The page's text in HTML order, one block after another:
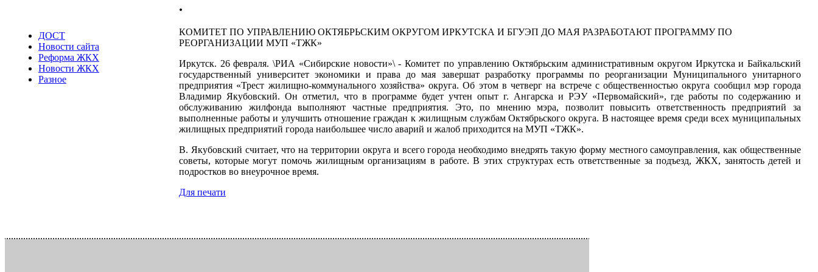
ДОСТ
Новости сайта
Реформа ЖКХ
Новости ЖКХ
Разное
.
КОМИТЕТ ПО УПРАВЛЕНИЮ ОКТЯБРЬСКИМ ОКРУГОМ ИРКУТСКА И БГУЭП ДО МАЯ РАЗРАБОТАЮТ ПРОГРАММУ ПО
РЕОРГАНИЗАЦИИ МУП «ТЖК»
Иркутск. 26 февраля. \РИА «Сибирские новости»\ - Комитет по управлению Октябрьским административным округом Иркутска и Байкальский
государственный университет экономики и права до мая завершат разработку программы по реорганизации Муниципального унитарного
предприятия «Трест жилищно-коммунального хозяйства» округа. Об этом в четверг на встрече с общественностью округа сообщил мэр города
Владимир Якубовский. Он отметил, что в программе будет учтен опыт г. Ангарска и РЭУ «Первомайский», где работы по содержанию и
обслуживанию жилфонда выполняют частные предприятия. Это, по мнению мэра, позволит повысить ответственность предприятий за
выполненные работы и улучшить отношение граждан к жилищным службам Октябрьского округа. В настоящее время среди всех муниципальных
жилищных предприятий города наибольшее число аварий и жалоб приходится на МУП «ТЖК».
В. Якубовский считает, что на территории округа и всего города необходимо внедрять такую форму местного самоуправления, как общественные
советы, которые могут помочь жилищным организациям в работе. В этих структурах есть ответственные за подъезд, ЖКХ, занятость детей и
подростков во внеурочное время.
Для печати